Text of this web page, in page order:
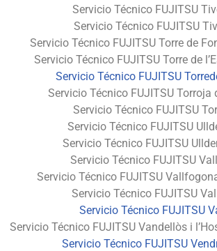
Servicio Técnico FUJITSU
Servicio Técnico FUJITSU
Servicio Técnico FUJITSU Torre de
Servicio Técnico FUJITSU Torre de
Servicio Técnico FUJITSU
Servicio Técnico FUJITSU Torroja
Servicio Técnico FUJITSU
Servicio Técnico FUJITSU
Servicio Técnico FUJITSU
Servicio Técnico FUJITSU
Servicio Técnico FUJITSU
Servicio Técnico FUJITSU
Servicio Técnico FUJITSU
Servicio Técnico FUJITSU Vandellòs i
Servicio Técnico FUJITSU